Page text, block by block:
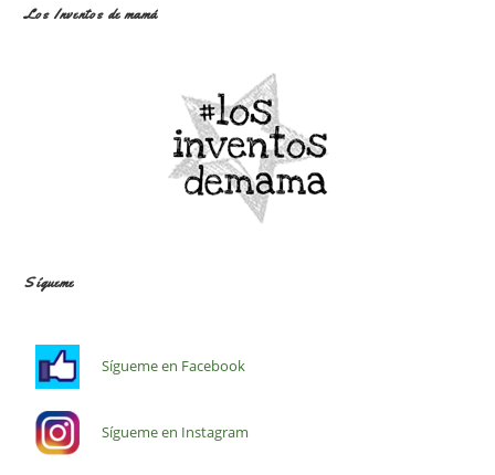
Los Inventos de mamá
Sígueme
Sígueme en Facebook
Sígueme en Instagram